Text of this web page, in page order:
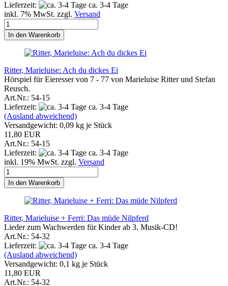
Lieferzeit:
ca. 3-4 Tage
inkl. 7% MwSt. zzgl. Versand
In den Warenkorb
Ritter, Marieluise: Ach du dickes Ei
Hörspiel für Eieresser von 7 - 77 von Marieluise Ritter und Stefan
Reusch.
Art.Nr.: 54-15
Lieferzeit:
ca. 3-4 Tage
(Ausland abweichend)
Versandgewicht: 0,09 kg je Stück
11,80 EUR
Art.Nr.: 54-15
Lieferzeit:
ca. 3-4 Tage
inkl. 19% MwSt. zzgl. Versand
In den Warenkorb
Ritter, Marieluise + Ferri: Das müde Nilpferd
Lieder zum Wachwerden für Kinder ab 3. Musik-CD!
Art.Nr.: 54-32
Lieferzeit:
ca. 3-4 Tage
(Ausland abweichend)
Versandgewicht: 0,1 kg je Stück
11,80 EUR
Art.Nr.: 54-32